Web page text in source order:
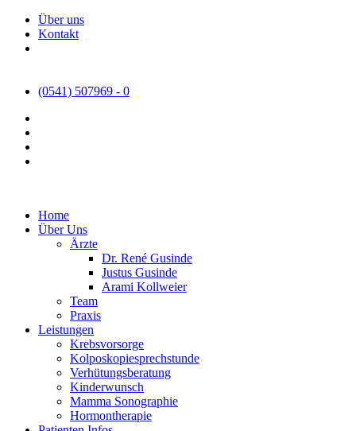
Über uns
Kontakt
(0541) 507969 - 0
Home
Über Uns
Ärzte
Dr. René Gusinde
Justus Gusinde
Arami Kollweier
Team
Praxis
Leistungen
Krebsvorsorge
Kolposkopiesprechstunde
Verhütungsberatung
Kinderwunsch
Mamma Sonographie
Hormontherapie